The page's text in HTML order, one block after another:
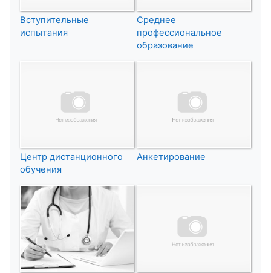
Вступительные
испытания
Среднее
профессиональное
образование
Центр дистанционного
обучения
Анкетирование